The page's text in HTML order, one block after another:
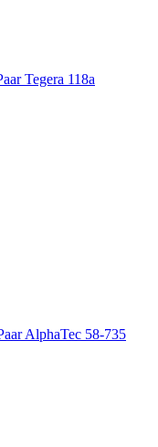
Tegera 118a
AlphaTec 58-735